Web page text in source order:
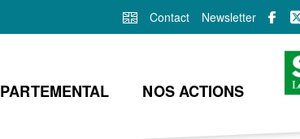
Contact Newsletter
NOS ACTIONS